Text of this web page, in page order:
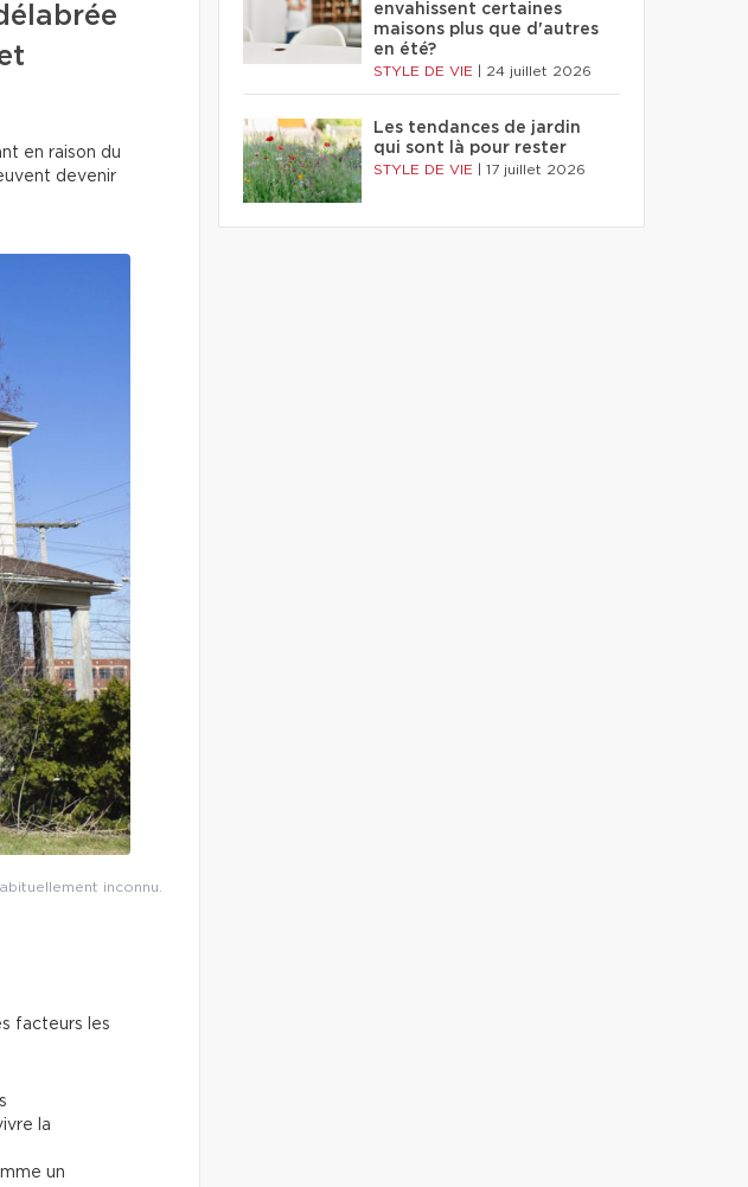
en raison du
devenir
inconnu.
facteurs les
la
un
envahissent certaines
maisons plus que d'autres
en été?
STYLE DE VIE 24 juillet 2026
Les tendances de jardin
qui sont là pour rester
STYLE DE VIE 17 juillet 2026